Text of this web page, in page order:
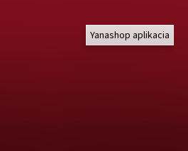
Yanashop aplikacia